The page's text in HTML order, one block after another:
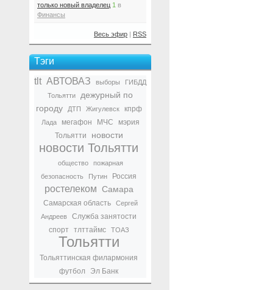
только новый владелец 1 в
Финансы
Весь эфир | RSS
Тэги
tlt АВТОВАЗ выборы
ГИБДД
Тольятти
дежурный по
городу
ДТП Жигулевск кпрф
Лада мегафон МЧС
мэрия
Тольятти
новости
новости Тольятти
общество
пожарная
безопасность
Путин Россия
ростелеком Самара
Самарская область
Сергей
Андреев
Служба занятости
спорт
тлттаймс ТОАЗ
Тольятти
Тольяттинская филармония
футбол
Эл Банк